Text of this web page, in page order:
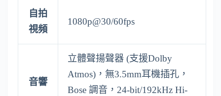
自拍
視頻
1080p@30/60fps
音響
立體聲揚聲器 (支援Dolby
Atmos)，無3.5mm耳機插孔，
Bose 調音，24-bit/192kHz Hi-